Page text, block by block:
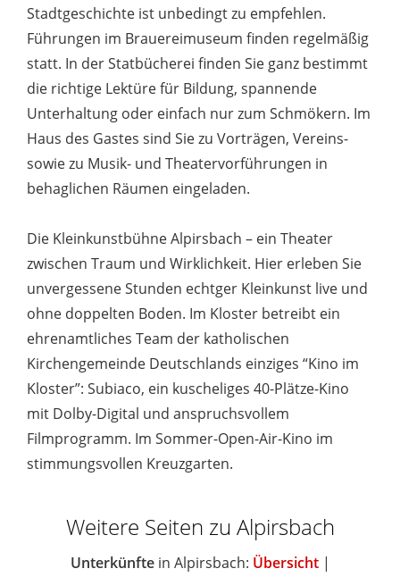
Stadtgeschichte ist unbedingt zu empfehlen.
Führungen im Brauereimuseum finden regelmäßig
statt. In der Statbücherei finden Sie ganz bestimmt
die richtige Lektüre für Bildung, spannende
Unterhaltung oder einfach nur zum Schmökern. Im
Haus des Gastes sind Sie zu Vorträgen, Vereins-
sowie zu Musik- und Theatervorführungen in
behaglichen Räumen eingeladen.
Die Kleinkunstbühne Alpirsbach – ein Theater
zwischen Traum und Wirklichkeit. Hier erleben Sie
unvergessene Stunden echtger Kleinkunst live und
ohne doppelten Boden. Im Kloster betreibt ein
ehrenamtliches Team der katholischen
Kirchengemeinde Deutschlands einziges “Kino im
Kloster”: Subiaco, ein kuscheliges 40-Plätze-Kino
mit Dolby-Digital und anspruchsvollem
Filmprogramm. Im Sommer-Open-Air-Kino im
stimmungsvollen Kreuzgarten.
Weitere Seiten zu Alpirsbach
Unterkünftein Alpirsbach: Übersicht|